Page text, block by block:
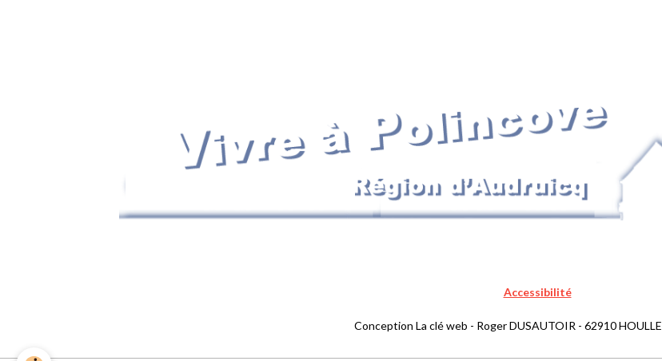
Accessibilité
Conception La clé web - Roger DUSAUTOIR - 62910 HOULLE